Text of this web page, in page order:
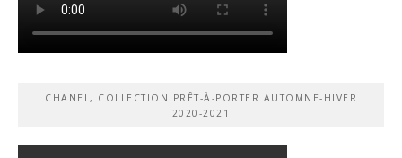
CHANEL, COLLECTION PRÊT-À-PORTER AUTOMNE-HIVER
2020-2021